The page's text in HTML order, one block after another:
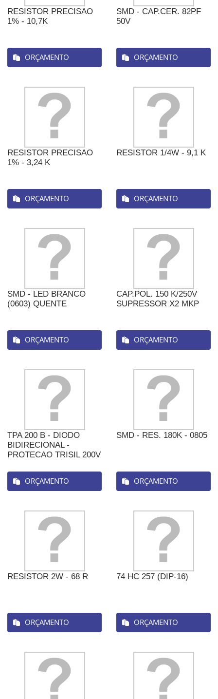
RESISTOR PRECISAO
1% - 10,7K
ORÇAMENTO
SMD - CAP.CER. 82PF
50V
ORÇAMENTO
RESISTOR PRECISAO
1% - 3,24 K
ORÇAMENTO
RESISTOR 1/4W - 9,1 K
ORÇAMENTO
SMD - LED BRANCO
(0603) QUENTE
ORÇAMENTO
CAP.POL. 150 K/250V
SUPRESSOR X2 MKP
ORÇAMENTO
TPA 200 B - DIODO
BIDIRECIONAL -
PROTECAO TRISIL 200V
ORÇAMENTO
SMD - RES. 180K - 0805
ORÇAMENTO
RESISTOR 2W - 68 R
ORÇAMENTO
74 HC 257 (DIP-16)
ORÇAMENTO